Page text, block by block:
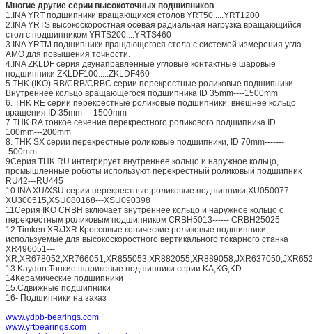
Многие другие серии высокоточных подшипников
1.INA YRT подшипники вращающихся столов YRT50.....YRT1200
2.INA YRTS высокоскоростная осевая радиальная нагрузка вращающийся
стол с подшипником YRTS200....YRTS460
3.INA YRTM подшипники вращающегося стола с системой измерения угла
AMO для повышения точности.
4.INA ZKLDF серия двунаправленные угловые контактные шаровые
подшипники ZKLDF100.....ZKLDF460
5.THK (IKO) RB/CRB/CRBC серии перекрестные роликовые подшипники
Внутреннее кольцо вращающегося подшипника ID 35mm----1500mm
6. THK RE серии перекрестные роликовые подшипники, внешнее кольцо
вращения ID 35mm----1500mm
7.THK RA тонкое сечение перекрестного роликового подшипника ID
100mm---200mm
8. THK SX серии перекрестные роликовые подшипники, ID 70mm-------
-500mm
9Серия THK RU интегрирует внутреннее кольцо и наружное кольцо,
промышленные роботы используют перекрестный роликовый подшипник
RU42---RU445
10.INA XU/XSU серии перекрестные роликовые подшипники,XU050077---
XU300515,XSU080168---XSU090398
11Серия IKO CRBH включает внутреннее кольцо и наружное кольцо с
перекрестным роликовым подшипником CRBH5013------ CRBH25025
12.Timken XR/JXR Кроссовые конические роликовые подшипники,
используемые для высокоскоростного вертикального токарного станка
XR496051---
13.Kaydon Тонкие шариковые подшипники серии KA,KG,KD.
14Керамические подшипники
15.Сдвижные подшипники
16- Подшипники на заказ
www.ydpb-bearings.com
www.yrtbearings.com